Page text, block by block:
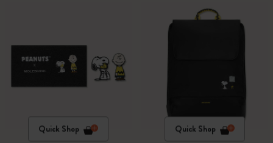
Quick Shop Quick Shop